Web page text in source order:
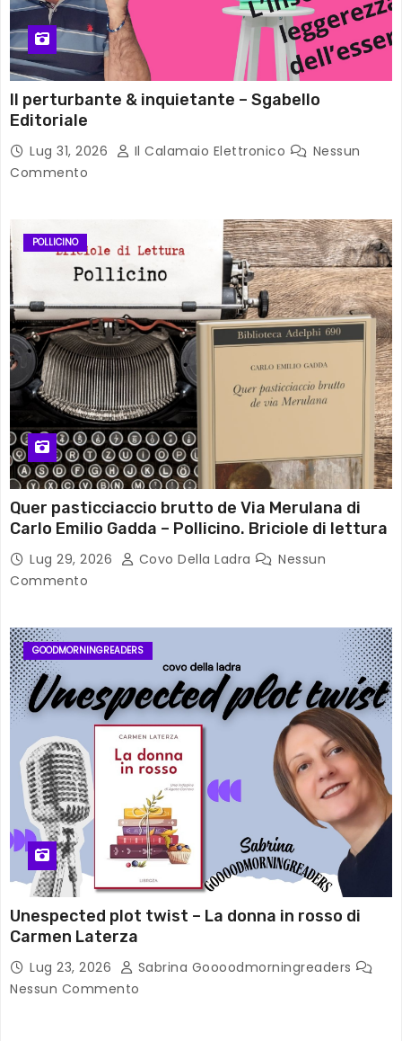
Il perturbante & inquietante – Sgabello
Editoriale
Lug 31, 2026 Il Calamaio Elettronico
Nessun
Commento
POLLICINO
Quer pasticciaccio brutto de Via Merulana di
Carlo Emilio Gadda – Pollicino. Briciole di lettura
Lug 29, 2026 Covo Della Ladra
Nessun
Commento
GOODMORNINGREADERS
Unespected plot twist – La donna in rosso di
Carmen Laterza
Lug 23, 2026
Sabrina Goooodmorningreaders
Nessun Commento